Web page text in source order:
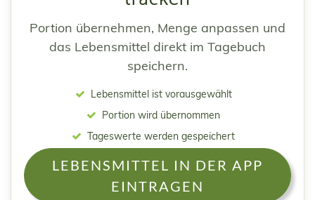
Portion übernehmen, Menge anpassen und
das Lebensmittel direkt im Tagebuch
speichern.
Lebensmittel ist vorausgewählt
Portion wird übernommen
Tageswerte werden gespeichert
LEBENSMITTEL IN DER APP
EINTRAGEN